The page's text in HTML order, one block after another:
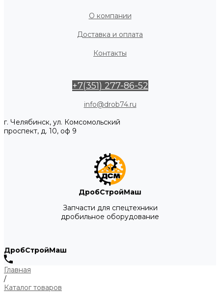
О компании
Доставка и оплата
Контакты
+7(351) 277-86-52
info@drob74.ru
г. Челябинск, ул. Комсомольский
проспект, д. 10, оф 9
ДробСтройМаш
Запчасти для спецтехники
дробильное оборудование
ДробСтройМаш
Главная
/
Каталог товаров